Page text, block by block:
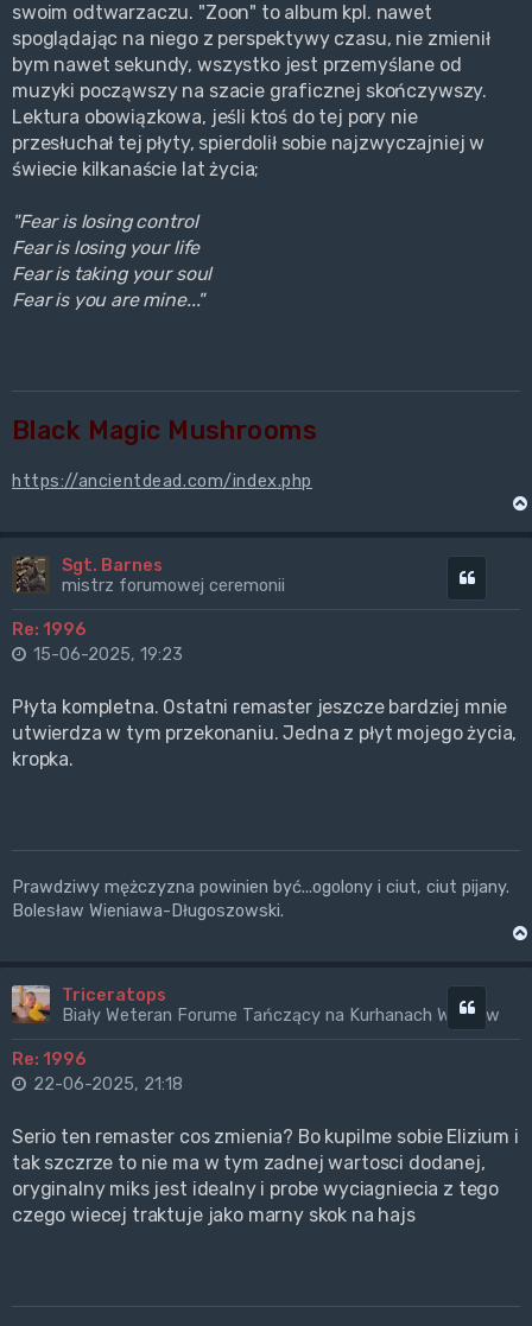
swoim odtwarzaczu. "Zoon" to album kpl. nawet
spoglądając na niego z perspektywy czasu, nie zmienił
bym nawet sekundy, wszystko jest przemyślane od
muzyki począwszy na szacie graficznej skończywszy.
Lektura obowiązkowa, jeśli ktoś do tej pory nie
przesłuchał tej płyty, spierdolił sobie najzwyczajniej w
świecie kilkanaście lat życia;
"Fear is losing control
Fear is losing your life
Fear is taking your soul
Fear is you are mine..."
Black Magic Mushrooms
https://ancientdead.com/index.php
Sgt. Barnes
mistrz forumowej ceremonii
Re: 1996
15-06-2025, 19:23
Płyta kompletna. Ostatni remaster jeszcze bardziej mnie
utwierdza w tym przekonaniu. Jedna z płyt mojego życia,
kropka.
Prawdziwy mężczyzna powinien być...ogolony i ciut, ciut pijany.
Bolesław Wieniawa-Długoszowski.
Triceratops
Biały Weteran Forume Tańczący na Kurhanach Wrogów
Re: 1996
Cytuj
22-06-2025, 21:18
Serio ten remaster cos zmienia? Bo kupilme sobie Elizium i
tak szczrze to nie ma w tym zadnej wartosci dodanej,
oryginalny miks jest idealny i probe wyciagniecia z tego
czego wiecej traktuje jako marny skok na hajs